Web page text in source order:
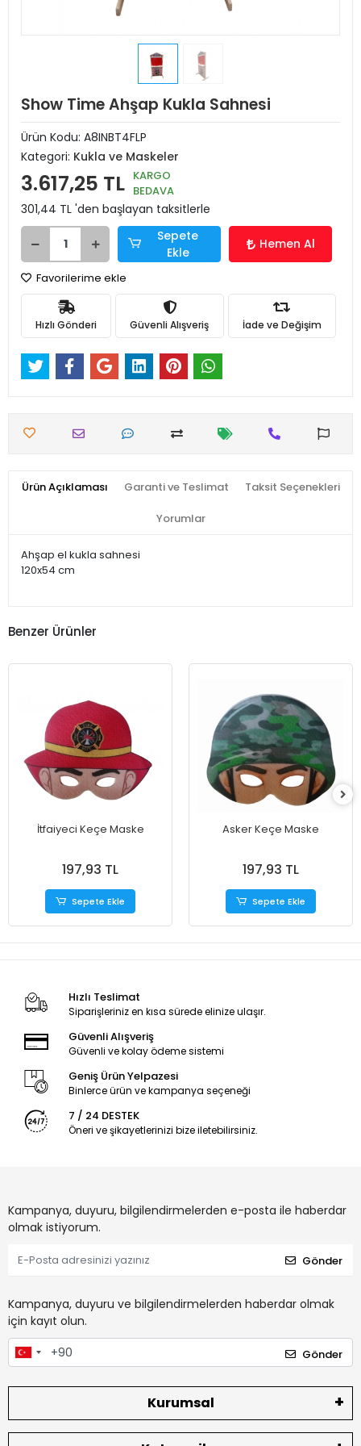
Show Time Ahşap Kukla Sahnesi
Ürün Kodu: A8INBT4FLP
Kategori: Kukla ve Maskeler
3.617,25 TL KARGO
BEDAVA
301,44 TL 'den başlayan taksitlerle
Sepete
Ekle
Hemen Al
Favorilerime ekle
Hızlı Gönderi Güvenli Alışveriş İade ve Değişim
Ürün Açıklaması Garanti ve Teslimat Taksit Seçenekleri
Yorumlar
Ahşap el kukla sahnesi
120x54 cm
Benzer Ürünler
İtfaiyeci Keçe Maske
197,93 TL
Sepete Ekle
Asker Keçe Maske
197,93 TL
Sepete Ekle
Hızlı Teslimat
Siparişleriniz en kısa sürede elinize ulaşır.
Güvenli Alışveriş
Güvenli ve kolay ödeme sistemi
Geniş Ürün Yelpazesi
Binlerce ürün ve kampanya seçeneği
7 / 24 DESTEK
Öneri ve şikayetlerinizi bize iletebilirsiniz.
Kampanya, duyuru, bilgilendirmelerden e-posta ile haberdar
olmak istiyorum.
Gönder
Kampanya, duyuru ve bilgilendirmelerden haberdar olmak
için kayıt olun.
Gönder
Kurumsal